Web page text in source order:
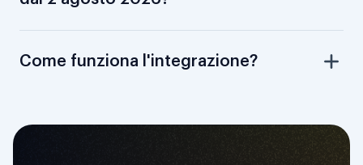
Come funziona l'integrazione?